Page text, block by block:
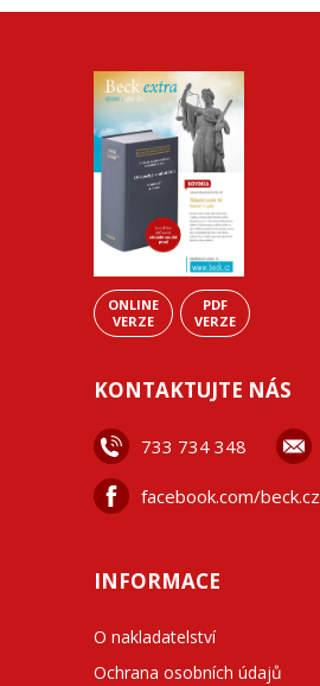
ONLINE
VERZE
PDF
VERZE
KONTAKTUJTE NÁS
733 734 348
facebook.com/beck.cz
INFORMACE
O nakladatelství
Ochrana osobních údajů